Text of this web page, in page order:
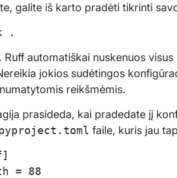
galite iš karto pradėti tikrinti
.
Ruff automatiškai nuskenuos
jokios sudėtingos
reikšmėmis.
prasideda, kai pradedate jį
faile, kuris jau
= 88